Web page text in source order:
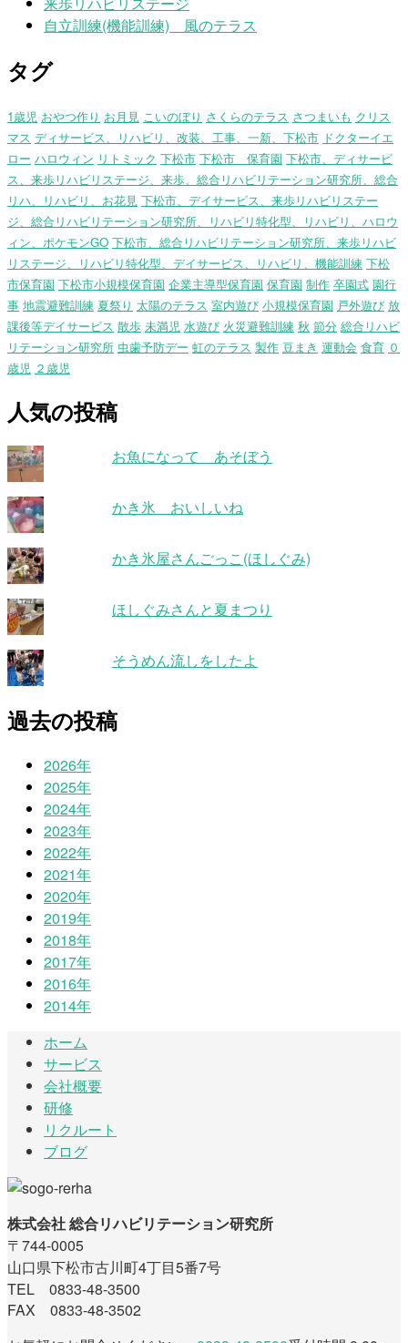
自立訓練(機能訓練) 風のテラス
タグ
1歳児 おやつ作り お月見 こいのぼり さくらのテラス さつまいも クリス
マス ディサービス、リハビリ、改装、工事、一新、下松市 ドクターイエ
ロー ハロウィン リトミック 下松市 下松市 保育園 下松市、ディサービ
ス、来歩リハビリステージ、来歩、総合リハビリテーション研究所、総合
リハ、リハビリ、お花見 下松市、デイサービス、来歩リハビリステー
ジ、総合リハビリテーション研究所、リハビリ特化型、リハビリ、ハロウ
ィン、ポケモンGO 下松市、総合リハビリテーション研究所、来歩リハビ
リステージ、リハビリ特化型、デイサービス、リハビリ、機能訓練 下松
市保育園 下松市小規模保育園 企業主導型保育園 保育園 制作 卒園式 園行
事 地震避難訓練 夏祭り 太陽のテラス 室内遊び 小規模保育園 戸外遊び 放
課後等デイサービス 散歩 未満児 水遊び 火災避難訓練 秋 節分 総合リハビ
リテーション研究所 虫歯予防デー 虹のテラス 製作 豆まき 運動会 食育 ０
歳児 ２歳児
人気の投稿
お魚になって あそぼう
かき氷 おいしいね
かき氷屋さんごっこ(ほしぐみ)
ほしぐみさんと夏まつり
そうめん流しをしたよ
過去の投稿
2026年
2025年
2024年
2023年
2022年
2021年
2020年
2019年
2018年
2017年
2016年
2014年
ホーム
サービス
会社概要
研修
リクルート
ブログ
株式会社 総合リハビリテーション研究所
〒744-0005
山口県下松市古川町4丁目5番7号
TEL 0833-48-3500
FAX 0833-48-3502